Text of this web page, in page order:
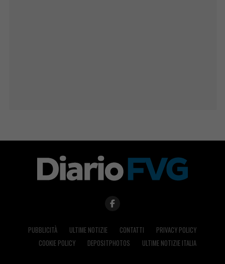
PUBBLICITÀ ULTIME NOTIZIE CONTATTI
PRIVACY POLICY
COOKIE POLICY
DEPOSITPHOTOS ULTIME NOTIZIE ITALIA